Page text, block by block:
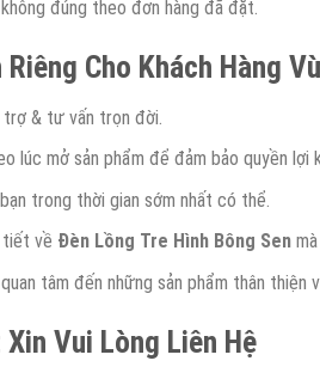
đúng theo đơn hàng đã đặt.
Cho Khách Hàng
& tư vấn trọn đời.
lúc mở sản phẩm để đảm bảo quyền
trong thời gian sớm nhất có thể.
tiết về Đèn Lồng Tre Hình Bông Sen
tâm đến những sản phẩm thân
Vui Lòng Liên Hệ